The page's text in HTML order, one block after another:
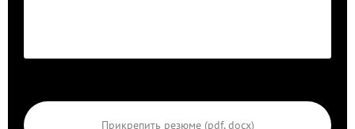
Прикрепить резюме (pdf, docx)